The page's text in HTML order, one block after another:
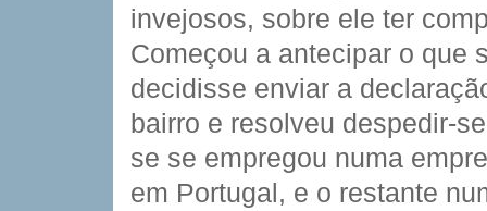
invejosos, sobre ele ter
Começou a antecipar o que
decidisse enviar a
bairro e resolveu despedir-
se se empregou numa
em Portugal, e o restante